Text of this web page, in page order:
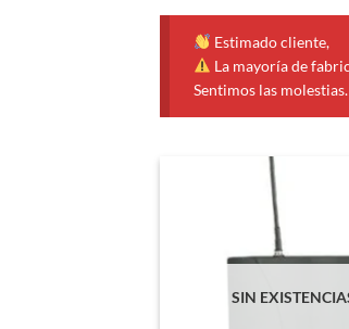
Estimado cliente,
La mayoría de
Sentimos las molestias.
SIN